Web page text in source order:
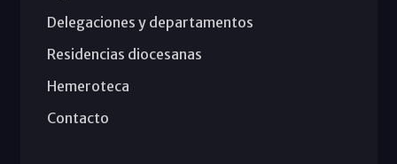
Delegaciones y departamentos
Residencias diocesanas
Hemeroteca
Contacto